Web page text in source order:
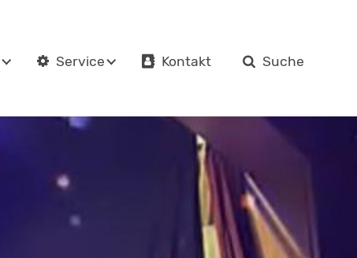
Service Kontakt Suche